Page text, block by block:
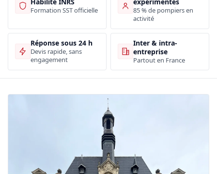
Formation SST officielle
expérimentés
85 % de pompiers en
activité
Réponse sous 24 h
Devis rapide, sans
engagement
Inter & intra-
entreprise
Partout en France